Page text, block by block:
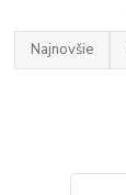
Najnovšie